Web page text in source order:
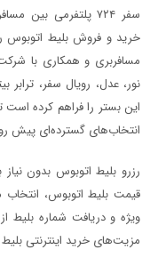
سفر ۷۲۴ پلتفرمی
خرید و فروش بلیط اتوبوس
مسافربری و همکاری با
نور، عدل، رویال سفر، ترابر
این بستر را فراهم کرده
انتخاب‌های گسترده‌ای پیش
رزرو بلیط اتوبوس بدون
قیمت بلیط اتوبوس،
ویژه و دریافت شماره‌ بلیط
مزیت‌های خرید اینترنتی بلیط از سفر